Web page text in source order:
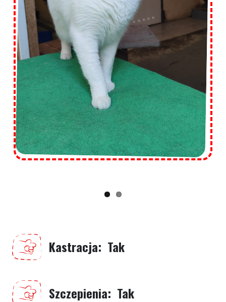
Kastracja Tak
Szczepienia Tak